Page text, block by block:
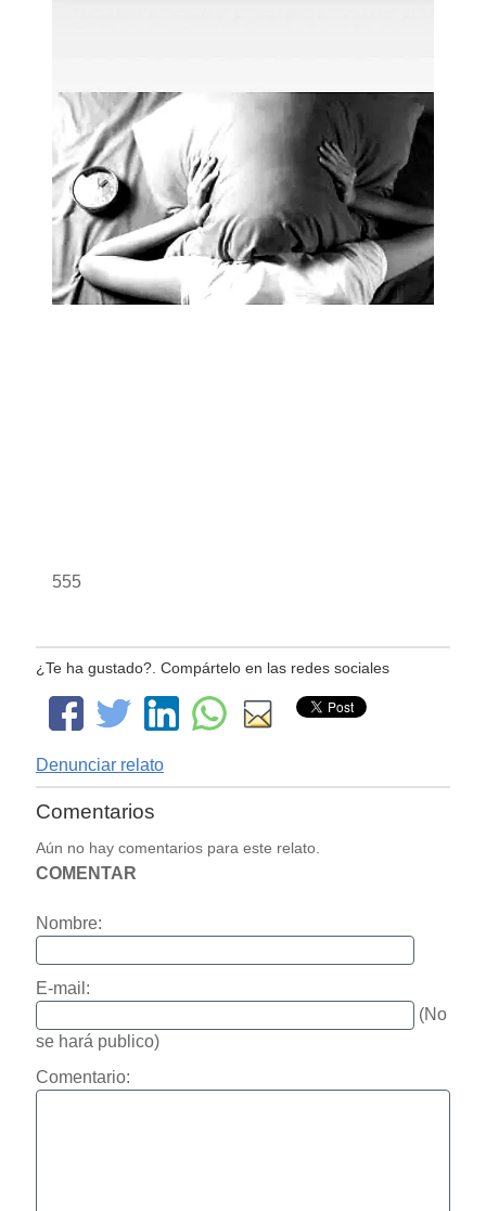
555
¿Te ha gustado?. Compártelo en las redes sociales
Denunciar relato
Comentarios
Aún no hay comentarios para este relato.
COMENTAR
Nombre:
E-mail:
(No
se hará publico)
Comentario: